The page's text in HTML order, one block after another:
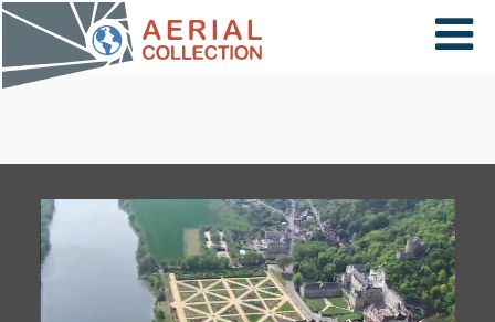
×
PAYS
CARTE